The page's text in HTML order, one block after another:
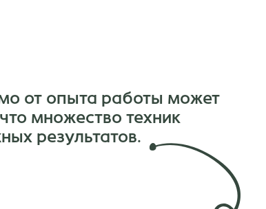
от опыта работы может
множество техник
результатов.